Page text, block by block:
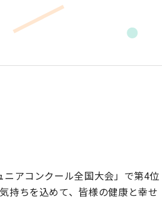
アコンクール全国大会」で第4位
持ちを込めて、皆様の健康と幸せ